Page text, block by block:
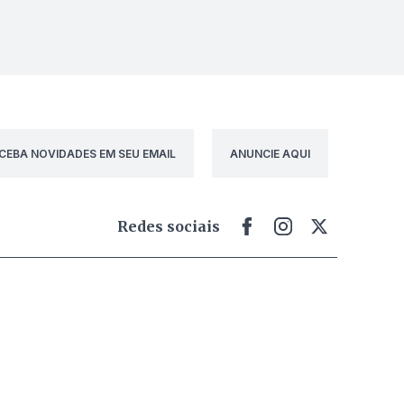
NOVIDADES EM SEU EMAIL ANUNCIE AQUI
Redes sociais